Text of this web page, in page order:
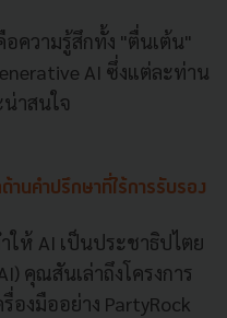
ความรู้สึกทั้ง "ตื่นเต้น"
AI ซึ่งแต่ละท่าน
าสนใจ
านคำปรึกษาที่ไร้การรับรอง
ให้ AI เป็นประชาธิปไตย
คุณสันเล่าถึงโครงการ
องมืออย่าง PartyRock